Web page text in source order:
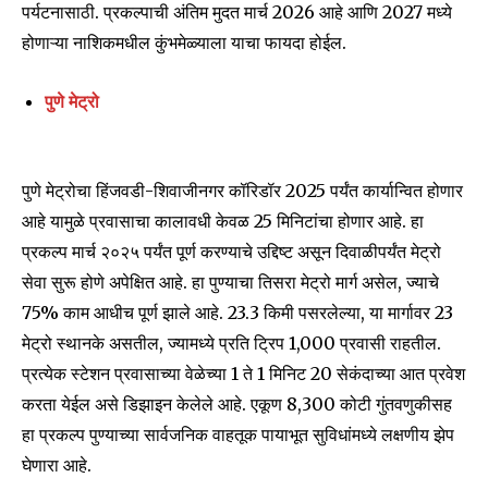
पर्यटनासाठी. प्रकल्पाची अंतिम मुदत मार्च 2026 आहे आणि 2027 मध्ये
होणाऱ्या नाशिकमधील कुंभमेळ्याला याचा फायदा होईल.
पुणे मेट्रो
पुणे मेट्रोचा हिंजवडी-शिवाजीनगर कॉरिडॉर 2025 पर्यंत कार्यान्वित होणार
आहे यामुळे प्रवासाचा कालावधी केवळ 25 मिनिटांचा होणार आहे. हा
प्रकल्प मार्च २०२५ पर्यंत पूर्ण करण्याचे उद्दिष्ट असून दिवाळीपर्यंत मेट्रो
सेवा सुरू होणे अपेक्षित आहे. हा पुण्याचा तिसरा मेट्रो मार्ग असेल, ज्याचे
75% काम आधीच पूर्ण झाले आहे. 23.3 किमी पसरलेल्या, या मार्गावर 23
मेट्रो स्थानके असतील, ज्यामध्ये प्रति ट्रिप 1,000 प्रवासी राहतील.
प्रत्येक स्टेशन प्रवासाच्या वेळेच्या 1 ते 1 मिनिट 20 सेकंदाच्या आत प्रवेश
करता येईल असे डिझाइन केलेले आहे. एकूण ₹8,300 कोटी गुंतवणुकीसह
हा प्रकल्प पुण्याच्या सार्वजनिक वाहतूक पायाभूत सुविधांमध्ये लक्षणीय झेप
घेणारा आहे.